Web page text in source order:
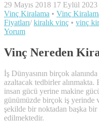
29 Mayıs 2018 17 Eylül 2023
Vinç Kiralama • Vinç
Fiyatları/ kiralık vinç • vinç
Yorum
Vinç Nereden
İş Dünyasının birçok
azaltacak tedbirler
insan gücü yerine makine
günümüzde birçok iş
şekilde bir noktadan başka
edilmektedir.